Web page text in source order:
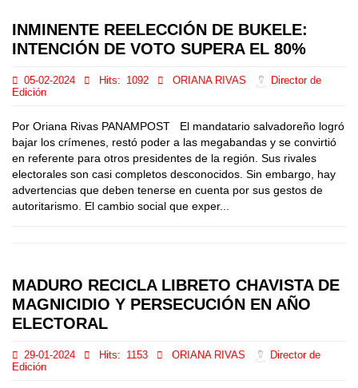
INMINENTE REELECCIÓN DE BUKELE:
INTENCIÓN DE VOTO SUPERA EL 80%
05-02-2024 Hits: 1092 ORIANA RIVAS
Director de
Edición
Por Oriana Rivas PANAMPOST El mandatario salvadoreño logró
bajar los crímenes, restó poder a las megabandas y se convirtió
en referente para otros presidentes de la región. Sus rivales
electorales son casi completos desconocidos. Sin embargo, hay
advertencias que deben tenerse en cuenta por sus gestos de
autoritarismo. El cambio social que exper...
MADURO RECICLA LIBRETO CHAVISTA DE
MAGNICIDIO Y PERSECUCIÓN EN AÑO
ELECTORAL
29-01-2024 Hits: 1153 ORIANA RIVAS
Director de
Edición